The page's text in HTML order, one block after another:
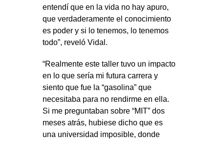
entendí que en la vida no hay apuro,
que verdaderamente el conocimiento
es poder y si lo tenemos, lo tenemos
todo”, reveló Vidal.
“Realmente este taller tuvo un impacto
en lo que sería mi futura carrera y
siento que fue la “gasolina” que
necesitaba para no rendirme en ella.
Si me preguntaban sobre “MIT” dos
meses atrás, hubiese dicho que es
una universidad imposible, donde